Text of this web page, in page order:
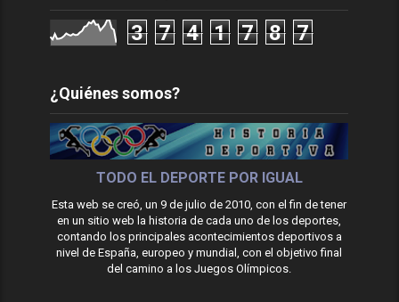
3 7 4 1 7 8 7
¿Quiénes somos?
TODO EL DEPORTE POR IGUAL
Esta web se creó, un 9 de julio de 2010, con el fin de tener
en un sitio web la historia de cada uno de los deportes,
contando los principales acontecimientos deportivos a
nivel de España, europeo y mundial, con el objetivo final
del camino a los Juegos Olímpicos.